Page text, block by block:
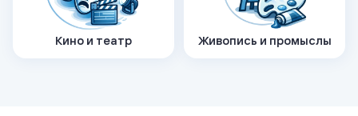
Кино и театр Живопись и промыслы